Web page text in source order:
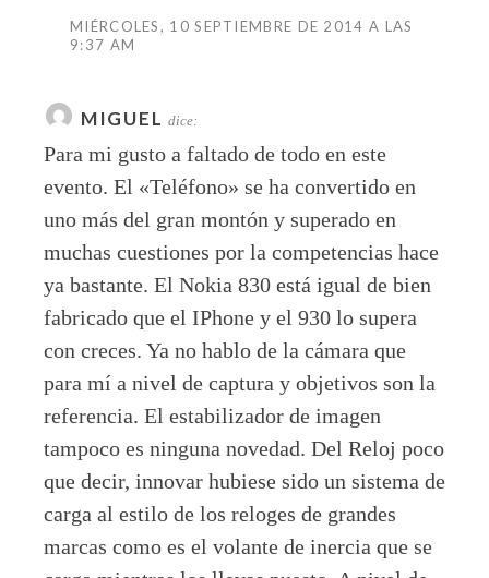
MIÉRCOLES, 10 SEPTIEMBRE DE 2014 A LAS
9:37 AM
MIGUEL dice:
Para mi gusto a faltado de todo en este
evento. El «Teléfono» se ha convertido en
uno más del gran montón y superado en
muchas cuestiones por la competencias hace
ya bastante. El Nokia 830 está igual de bien
fabricado que el IPhone y el 930 lo supera
con creces. Ya no hablo de la cámara que
para mí a nivel de captura y objetivos son la
referencia. El estabilizador de imagen
tampoco es ninguna novedad. Del Reloj poco
que decir, innovar hubiese sido un sistema de
carga al estilo de los reloges de grandes
marcas como es el volante de inercia que se